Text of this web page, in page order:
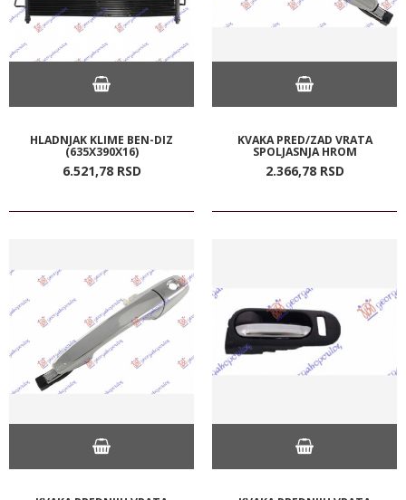
HLADNJAK KLIME BEN-DIZ
(635X390X16)
6.521,78 RSD
KVAKA PRED/ZAD VRATA
SPOLJASNJA HROM
2.366,78 RSD